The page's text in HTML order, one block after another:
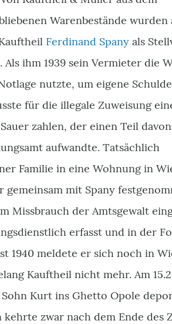
Warenbestände wurden
Ferdinand Spany als
ihm 1939 sein Vermieter die
nutzte, um eigene
für die illegale Zuweisung
zahlen, der einen Teil davon
aufwandte. Tatsächlich
Familie in eine Wohnung in
gemeinsam mit Spany
Missbrauch der Amtsgewalt
erfasst und in der
1940 meldete er sich noch in
Kauftheil nicht mehr. Am
Kurt ins Ghetto Opole
zwar nach dem Ende des